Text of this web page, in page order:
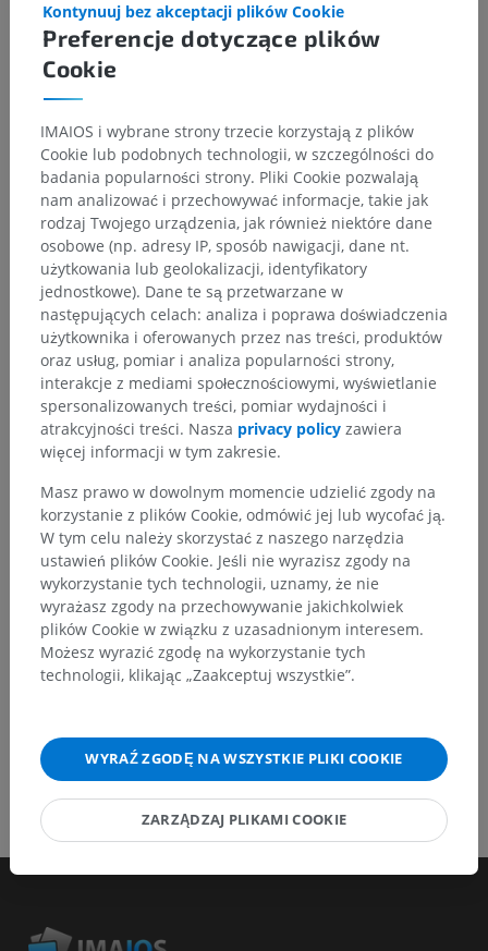
Powiązane struktury:Nie istnieją struktury powiązane
z tą częścią ciała
Porównawcza anatomia zwierząt
Tłumaczenia
Zauważyłeś błąd?
Zachęcamy do przesyłania sugestii poprawek,
tłumaczeń lub innych treści, które przełożą się na
Zgłoś problem
POBIERZ APLIKACJĘ
Preferencje dotyczące plików
Cookie
Kontynuuj bez akceptacji plików Cookie
IMAIOS i wybrane strony trzecie korzystają z plików
Cookie lub podobnych technologii, w szczególności do
badania popularności strony. Pliki Cookie pozwalają
nam analizować i przechowywać informacje, takie jak
rodzaj Twojego urządzenia, jak również niektóre dane
osobowe (np. adresy IP, sposób nawigacji, dane nt.
użytkowania lub geolokalizacji, identyfikatory
jednostkowe). Dane te są przetwarzane w
następujących celach: analiza i poprawa doświadczenia
użytkownika i oferowanych przez nas treści, produktów
oraz usług, pomiar i analiza popularności strony,
interakcje z mediami społecznościowymi, wyświetlanie
spersonalizowanych treści, pomiar wydajności i
atrakcyjności treści. Nasza privacy policy zawiera
więcej informacji w tym zakresie.
Masz prawo w dowolnym momencie udzielić zgody na
korzystanie z plików Cookie, odmówić jej lub wycofać ją.
W tym celu należy skorzystać z naszego narzędzia
ustawień plików Cookie. Jeśli nie wyrazisz zgody na
wykorzystanie tych technologii, uznamy, że nie
wyrażasz zgody na przechowywanie jakichkolwiek
plików Cookie w związku z uzasadnionym interesem.
Możesz wyrazić zgodę na wykorzystanie tych
technologii, klikając „Zaakceptuj wszystkie”.
WYRAŹ ZGODĘ NA WSZYSTKIE PLIKI COOKIE
ZARZĄDZAJ PLIKAMI COOKIE